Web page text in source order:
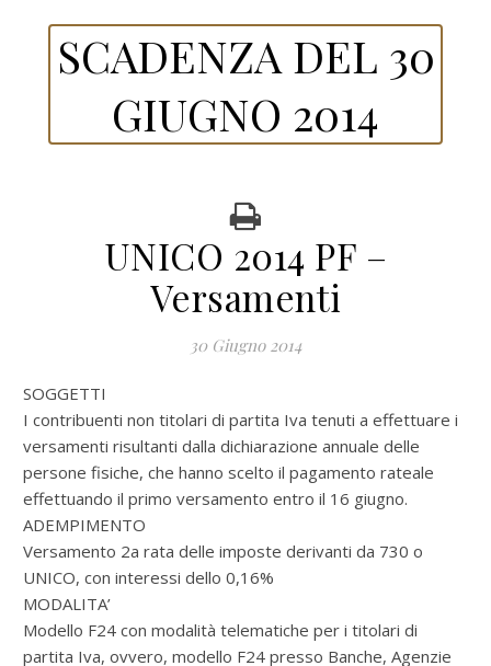
SCADENZA DEL 30
GIUGNO 2014
UNICO 2014 PF –
Versamenti
30 Giugno 2014
SOGGETTI
I contribuenti non titolari di partita Iva tenuti a effettuare i
versamenti risultanti dalla dichiarazione annuale delle
persone fisiche, che hanno scelto il pagamento rateale
effettuando il primo versamento entro il 16 giugno.
ADEMPIMENTO
Versamento 2a rata delle imposte derivanti da 730 o
UNICO, con interessi dello 0,16%
MODALITA’
Modello F24 con modalità telematiche per i titolari di
partita Iva, ovvero, modello F24 presso Banche, Agenzie